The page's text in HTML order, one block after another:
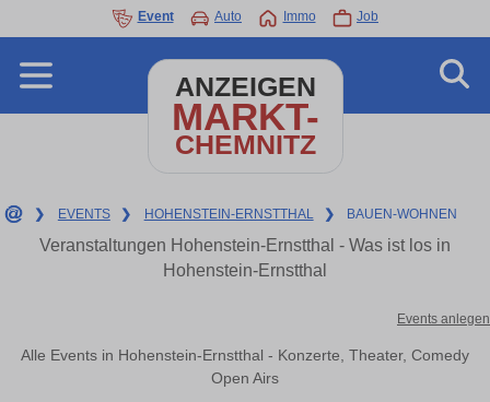
Event Auto Immo Job
ANZEIGEN
MARKT-
CHEMNITZ
❯ EVENTS ❯ HOHENSTEIN-ERNSTTHAL ❯ BAUEN-WOHNEN
Veranstaltungen Hohenstein-Ernstthal - Was ist los in
Hohenstein-Ernstthal
Events anlegen
Alle Events in Hohenstein-Ernstthal - Konzerte, Theater, Comedy
Open Airs